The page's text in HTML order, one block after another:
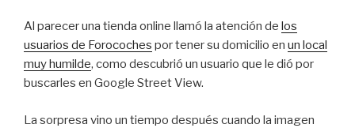
Al parecer una tienda online llamó la atención de los
usuarios de Forocoches por tener su domicilio en un local
muy humilde, como descubrió un usuario que le dió por
buscarles en Google Street View.
La sorpresa vino un tiempo después cuando la imagen